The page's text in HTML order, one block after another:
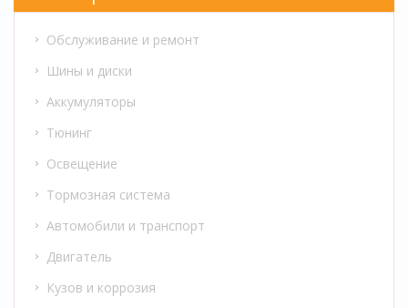
Обслуживание и ремонт
Шины и диски
Аккумуляторы
Тюнинг
Освещение
Тормозная система
Автомобили и транспорт
Двигатель
Кузов и коррозия